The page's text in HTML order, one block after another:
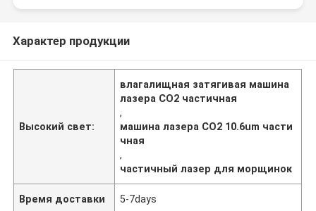
Характер продукции
Высокий свет:
влагалищная затягивая машина
лазера СО2 частичная
,
машина лазера СО2 10.6um части
чная
,
частичный лазер для морщинок
Время доставки 5-7days